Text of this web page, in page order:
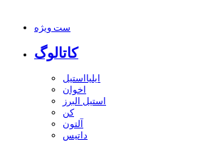
ست ویژه
کاتالوگ
ایلیااستیل
اخوان
استیل البرز
کن
آلتون
داتیس